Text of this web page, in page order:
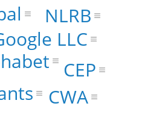
LLC
CWA
NLRB
CEP